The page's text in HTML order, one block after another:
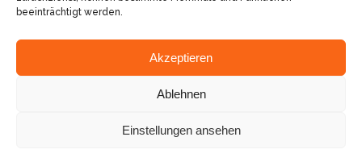
beeinträchtigt werden.
Akzeptieren
Ablehnen
Einstellungen ansehen
© Sven Pfister, Geminus 3D